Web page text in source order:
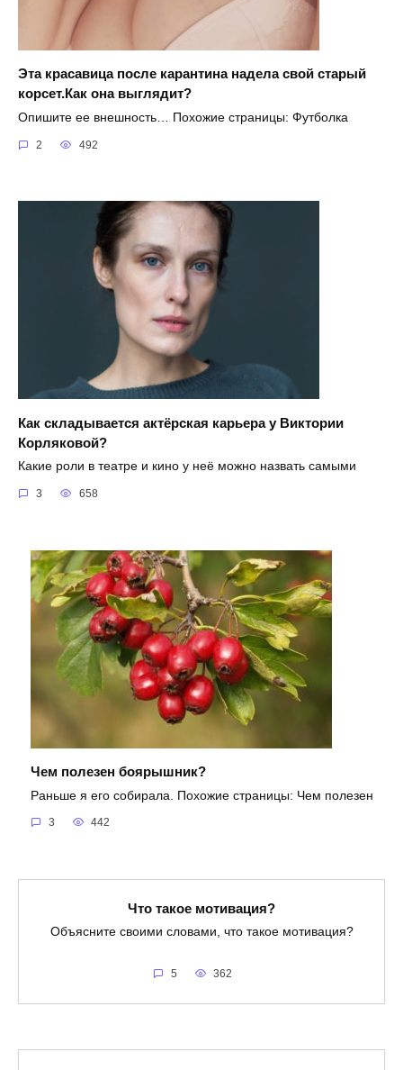
Эта красавица после карантина надела свой старый
корсет.Как она выглядит?
Опишите ее внешность… Похожие страницы: Футболка
2 492
Как складывается актёрская карьера у Виктории
Корляковой?
Какие роли в театре и кино у неё можно назвать самыми
3 658
Чем полезен боярышник?
Раньше я его собирала. Похожие страницы: Чем полезен
3 442
Что такое мотивация?
Объясните своими словами, что такое мотивация?
5 362